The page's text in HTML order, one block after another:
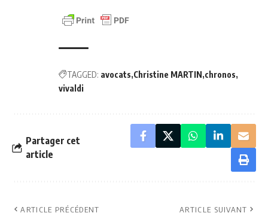
TAGGED: avocats Christine MARTIN chronos
vivaldi
Partager cet
article
ARTICLE PRÉCÉDENT ARTICLE SUIVANT